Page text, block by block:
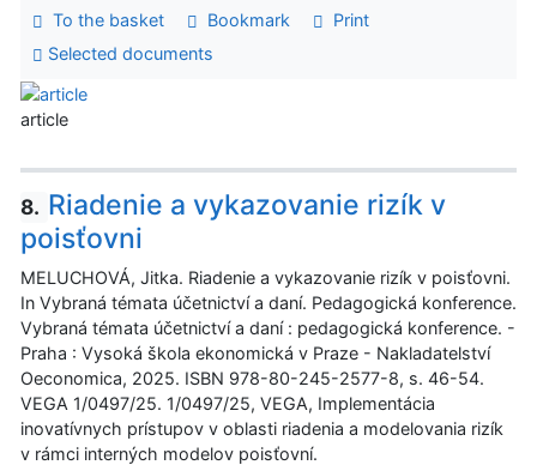
To the basket Bookmark
Print
Selected documents
article
8. Riadenie a vykazovanie rizík v
poisťovni
MELUCHOVÁ, Jitka. Riadenie a vykazovanie rizík v poisťovni.
In Vybraná témata účetnictví a daní. Pedagogická konference.
Vybraná témata účetnictví a daní : pedagogická konference. -
Praha : Vysoká škola ekonomická v Praze - Nakladatelství
Oeconomica, 2025. ISBN 978-80-245-2577-8, s. 46-54.
VEGA 1/0497/25. 1/0497/25, VEGA, Implementácia
inovatívnych prístupov v oblasti riadenia a modelovania rizík
v rámci interných modelov poisťovní.